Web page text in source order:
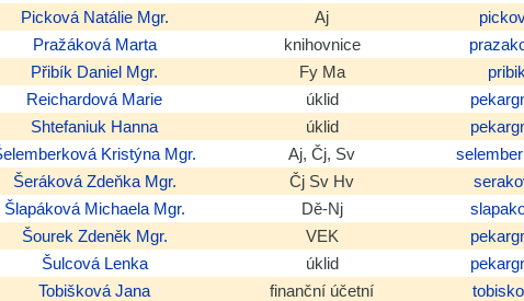
Picková Natálie Mgr. Aj
Pražáková Marta knihovnice
Přibík Daniel Mgr. Fy Ma
Reichardová Marie úklid
Shtefaniuk Hanna úklid
Kristýna Mgr. Aj, Čj, Sv
Šeráková Zdeňka Mgr. Čj Sv Hv
Šlapáková Michaela Mgr. Dě-Nj
Šourek Zdeněk Mgr. VEK
Šulcová Lenka úklid
Tobišková Jana finanční účetní